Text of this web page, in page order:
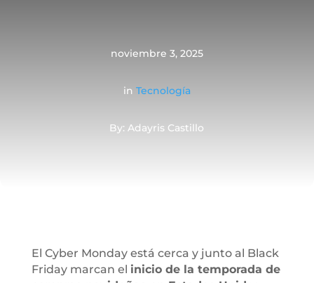
noviembre 3, 2025
in Tecnología
By: Adayris Castillo
El Cyber Monday está cerca y junto al Black
Friday marcan el inicio de la temporada de